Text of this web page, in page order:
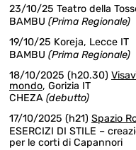
23/10/25 Teatro della
BAMBU (Prima Regionale)
19/10/25 Koreja, Lecce IT
BAMBU (Prima Regionale)
18/10/2025 (h20.30)
mondo, Gorizia IT
CHEZA (debutto)
17/10/2025 (h21) Spazio
ESERCIZI DI STILE –
per le corti di Capannori